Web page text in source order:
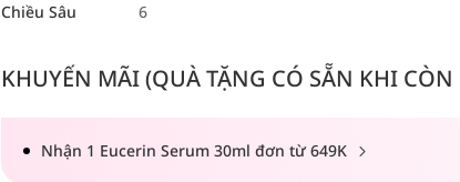
Chiều Sâu 6
KHUYẾN MÃI (QUÀ TẶNG CÓ SẴN KHI
Nhận 1 Eucerin Serum 30ml đơn từ 649K